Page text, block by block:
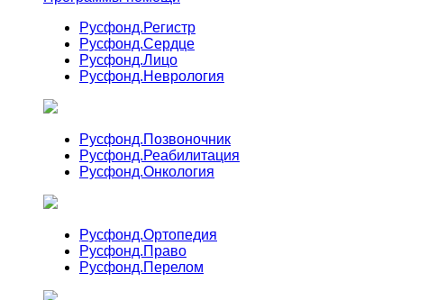
Русфонд.Регистр
Русфонд.Сердце
Русфонд.Лицо
Русфонд.Неврология
Русфонд.Позвоночник
Русфонд.Реабилитация
Русфонд.Онкология
Русфонд.Ортопедия
Русфонд.Право
Русфонд.Перелом